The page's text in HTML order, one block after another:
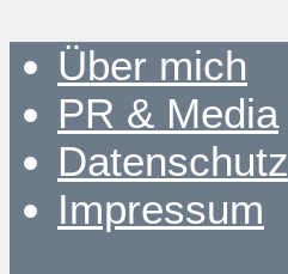
Über mich
PR & Media
Datenschutz
Impressum